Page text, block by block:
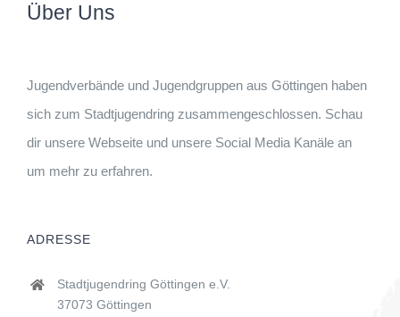
Über Uns
Jugendverbände und Jugendgruppen aus Göttingen haben
sich zum Stadtjugendring zusammengeschlossen. Schau
dir unsere Webseite und unsere Social Media Kanäle an
um mehr zu erfahren.
ADRESSE
Stadtjugendring Göttingen e.V.
37073 Göttingen